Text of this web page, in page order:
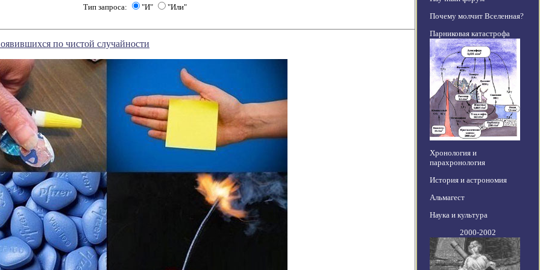
Тип запроса: "И" "Или"
по чистой случайности
Почему молчит Вселенная?
Парниковая катастрофа
Хронология и
парахронология
История и астрономия
Альмагест
Наука и культура
2000-2002